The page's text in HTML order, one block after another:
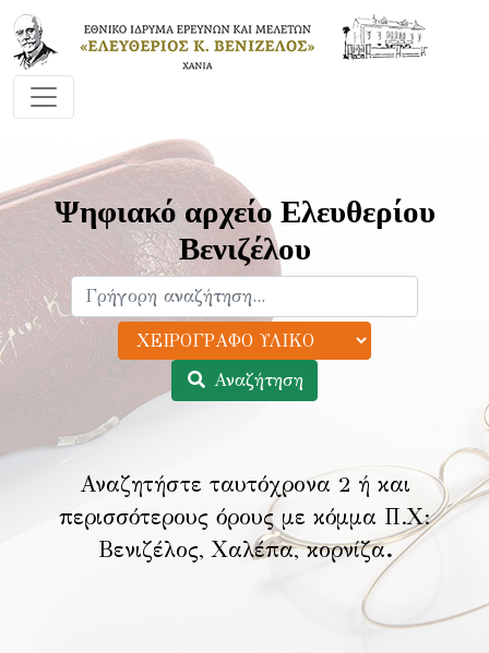
Ψηφιακό αρχείο Ελευθερίου
Βενιζέλου
Αναζήτηση
Αναζητήστε ταυτόχρονα 2 ή και
περισσότερους όρους με κόμμα Π.Χ:
Βενιζέλος, Χαλέπα, κορνίζα.